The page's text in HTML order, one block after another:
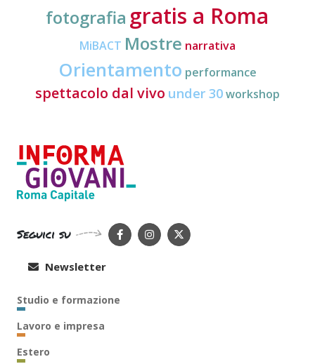
fotografia gratis a Roma
MiBACT Mostre narrativa
Orientamento performance
spettacolo dal vivo under 30workshop
Seguici su
Newsletter
Studio e formazione
Lavoro e impresa
Estero